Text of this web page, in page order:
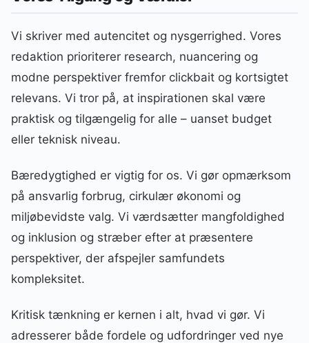
Vi skriver med autencitet og nysgerrighed. Vores
redaktion prioriterer research, nuancering og
modne perspektiver fremfor clickbait og kortsigtet
relevans. Vi tror på, at inspirationen skal være
praktisk og tilgængelig for alle – uanset budget
eller teknisk niveau.
Bæredygtighed er vigtig for os. Vi gør opmærksom
på ansvarlig forbrug, cirkulær økonomi og
miljøbevidste valg. Vi værdsætter mangfoldighed
og inklusion og stræber efter at præsentere
perspektiver, der afspejler samfundets
kompleksitet.
Kritisk tænkning er kernen i alt, hvad vi gør. Vi
adresserer både fordele og udfordringer ved nye